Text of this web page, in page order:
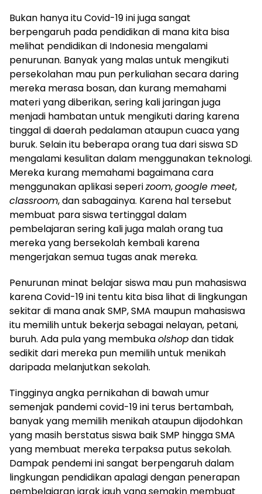
Bukan hanya itu Covid-19 ini juga sangat
berpengaruh pada pendidikan di mana kita bisa
melihat pendidikan di Indonesia mengalami
penurunan. Banyak yang malas untuk mengikuti
persekolahan mau pun perkuliahan secara daring
mereka merasa bosan, dan kurang memahami
materi yang diberikan, sering kali jaringan juga
menjadi hambatan untuk mengikuti daring karena
tinggal di daerah pedalaman ataupun cuaca yang
buruk. Selain itu beberapa orang tua dari siswa SD
mengalami kesulitan dalam menggunakan teknologi.
Mereka kurang memahami bagaimana cara
menggunakan aplikasi seperizoom,google meet,
classroom, dan sabagainya. Karena hal tersebut
membuat para siswa tertinggal dalam
pembelajaran sering kali juga malah orang tua
mereka yang bersekolah kembali karena
mengerjakan semua tugas anak mereka.
Penurunan minat belajar siswa mau pun mahasiswa
karena Covid-19 ini tentu kita bisa lihat di lingkungan
sekitar di mana anak SMP, SMA maupun mahasiswa
itu memilih untuk bekerja sebagai nelayan, petani,
buruh. Ada pula yang membukaolshopdan tidak
sedikit dari mereka pun memilih untuk menikah
daripada melanjutkan sekolah.
Tingginya angka pernikahan di bawah umur
semenjak pandemi covid-19 ini terus bertambah,
banyak yang memilih menikah ataupun dijodohkan
yang masih berstatus siswa baik SMP hingga SMA
yang membuat mereka terpaksa putus sekolah.
Dampak pendemi ini sangat berpengaruh dalam
lingkungan pendidikan apalagi dengan penerapan